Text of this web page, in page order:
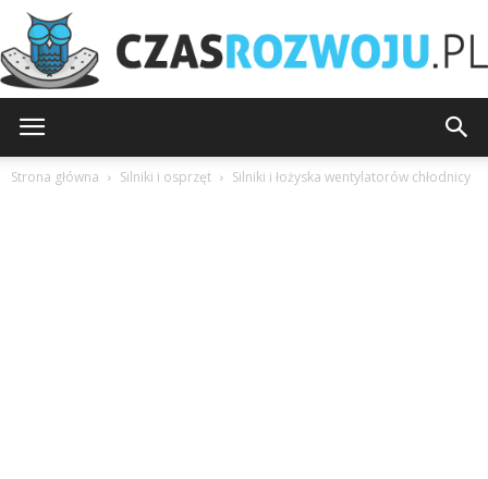
Strona główna Silniki i osprzęt Silniki i łożyska wentylatorów chłodnicy